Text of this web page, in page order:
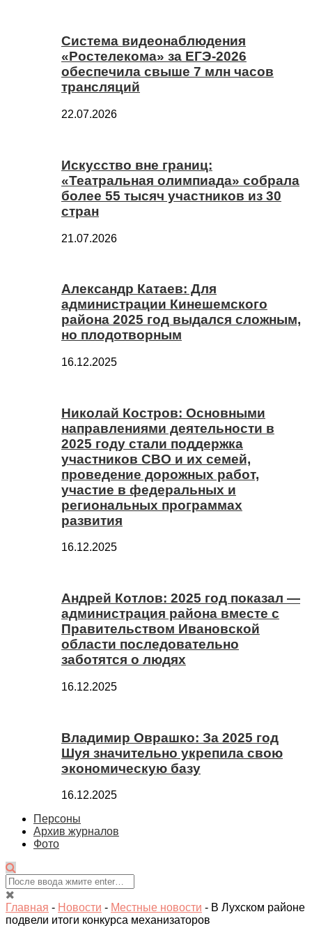
Система видеонаблюдения
«Ростелекома» за ЕГЭ-2026
обеспечила свыше 7 млн часов
трансляций
22.07.2026
Искусство вне границ:
«Театральная олимпиада» собрала
более 55 тысяч участников из 30
стран
21.07.2026
Александр Катаев: Для
администрации Кинешемского
района 2025 год выдался сложным,
но плодотворным
16.12.2025
Николай Костров: Основными
направлениями деятельности в
2025 году стали поддержка
участников СВО и их семей,
проведение дорожных работ,
участие в федеральных и
региональных программах
развития
16.12.2025
Андрей Котлов: 2025 год показал —
администрация района вместе с
Правительством Ивановской
области последовательно
заботятся о людях
16.12.2025
Владимир Оврашко: За 2025 год
Шуя значительно укрепила свою
экономическую базу
16.12.2025
Персоны
Архив журналов
Фото
Главная - Новости - Местные новости - В Лухском районе
подвели итоги конкурса механизаторов